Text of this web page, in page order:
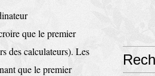
que le premier
des calculateurs). Les
que le premier